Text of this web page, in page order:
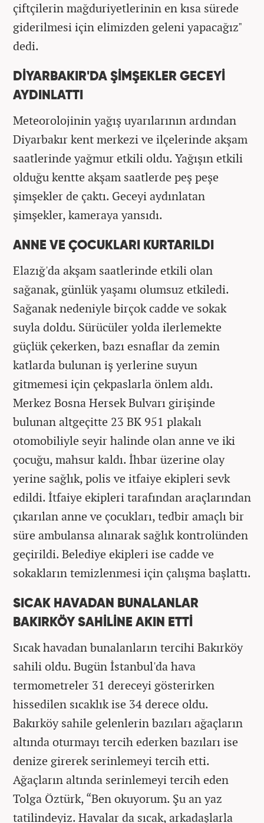
çiftçilerin mağduriyetlerinin en kısa sürede
giderilmesi için elimizden geleni yapacağız"
dedi.
DİYARBAKIR'DA ŞİMŞEKLER GECEYİ
AYDINLATTI
Meteorolojinin yağış uyarılarının ardından
Diyarbakır kent merkezi ve ilçelerinde akşam
saatlerinde yağmur etkili oldu. Yağışın etkili
olduğu kentte akşam saatlerde peş peşe
şimşekler de çaktı. Geceyi aydınlatan
şimşekler, kameraya yansıdı.
ANNE VE ÇOCUKLARI KURTARILDI
Elazığ'da akşam saatlerinde etkili olan
sağanak, günlük yaşamı olumsuz etkiledi.
Sağanak nedeniyle birçok cadde ve sokak
suyla doldu. Sürücüler yolda ilerlemekte
güçlük çekerken, bazı esnaflar da zemin
katlarda bulunan iş yerlerine suyun
gitmemesi için çekpaslarla önlem aldı.
Merkez Bosna Hersek Bulvarı girişinde
bulunan altgeçitte 23 BK 951 plakalı
otomobiliyle seyir halinde olan anne ve iki
çocuğu, mahsur kaldı. İhbar üzerine olay
yerine sağlık, polis ve itfaiye ekipleri sevk
edildi. İtfaiye ekipleri tarafından araçlarından
çıkarılan anne ve çocukları, tedbir amaçlı bir
süre ambulansa alınarak sağlık kontrolünden
geçirildi. Belediye ekipleri ise cadde ve
sokakların temizlenmesi için çalışma başlattı.
SICAK HAVADAN BUNALANLAR
BAKIRKÖY SAHİLİNE AKIN ETTİ
Sıcak havadan bunalanların tercihi Bakırköy
sahili oldu. Bugün İstanbul'da hava
termometreler 31 dereceyi gösterirken
hissedilen sıcaklık ise 34 derece oldu.
Bakırköy sahile gelenlerin bazıları ağaçların
altında oturmayı tercih ederken bazıları ise
denize girerek serinlemeyi tercih etti.
Ağaçların altında serinlemeyi tercih eden
Tolga Öztürk, “Ben okuyorum. Şu an yaz
tatilindeyiz. Havalar da sıcak, arkadaşlarla